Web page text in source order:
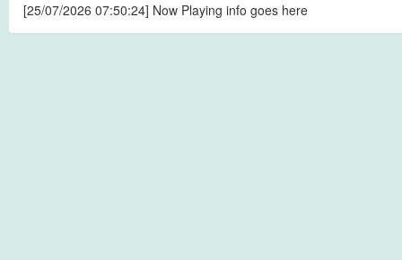
[25/07/2026 07:50:24] Now Playing info goes here